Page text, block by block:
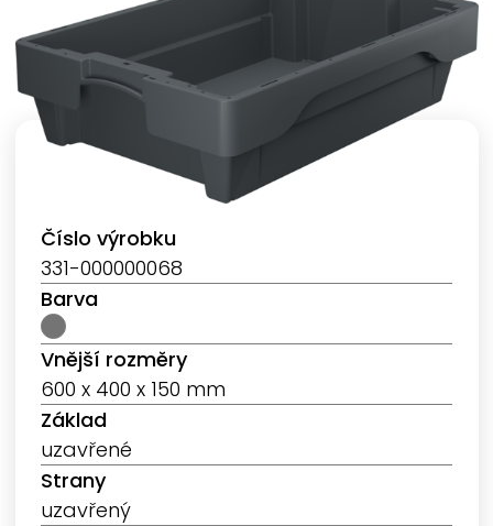
Číslo výrobku
331-000000068
Barva
Vnější rozměry
600 x 400 x 150 mm
Základ
uzavřené
Strany
uzavřený